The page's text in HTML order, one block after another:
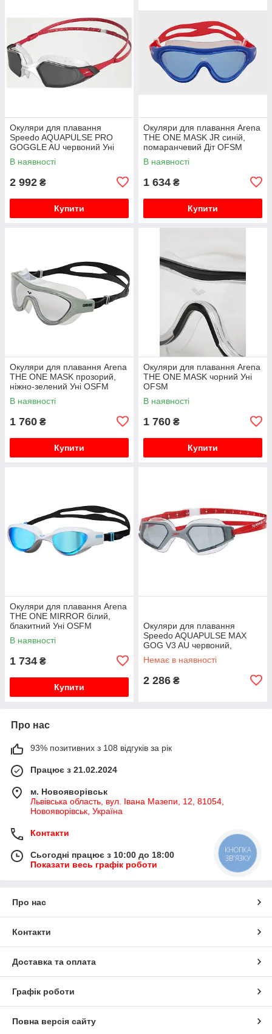
Окуляри для плавання
Speedo AQUAPULSE PRO
GOGGLE AU червоний Уні
One Size
В наявності
2 992 ₴
Купити
Окуляри для плавання Arena
THE ONE MASK JR синій,
помаранчевий Діт OFSM
В наявності
1 634 ₴
Купити
Окуляри для плавання Arena
THE ONE MASK прозорий,
ніжно-зелений Уні OSFM
В наявності
1 760 ₴
Купити
Окуляри для плавання Arena
THE ONE MASK чорний Уні
OFSM
В наявності
1 760 ₴
Купити
Окуляри для плавання Arena
THE ONE MIRROR білий,
блакитний Уні OSFM
В наявності
1 734 ₴
Купити
Окуляри для плавання
Speedo AQUAPULSE MAX
GOG V3 AU червоний,
прозорий Уні One Size
Немає в наявності
2 286 ₴
Про нас
93% позитивних з 108 відгуків за рік
Працює з 21.02.2024
м. Новояворівськ
Львівська область, вул. Івана Мазепи, 12, 81054,
Новояворівськ, Україна
Контакти
Сьогодні працює з 10:00 до 18:00
Показати весь графік роботи
Про нас
Контакти
Доставка та оплата
Графік роботи
Повна версія сайту
КНОПКА
ЗВ'ЯЗКУ